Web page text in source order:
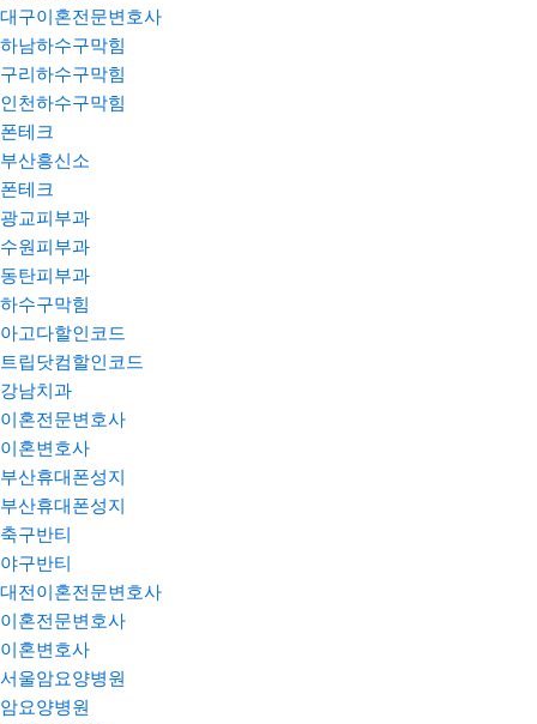
대구이혼전문변호사
하남하수구막힘
구리하수구막힘
인천하수구막힘
폰테크
부산흥신소
폰테크
광교피부과
수원피부과
동탄피부과
하수구막힘
아고다할인코드
트립닷컴할인코드
강남치과
이혼전문변호사
이혼변호사
부산휴대폰성지
부산휴대폰성지
축구반티
야구반티
대전이혼전문변호사
이혼전문변호사
이혼변호사
서울암요양병원
암요양병원